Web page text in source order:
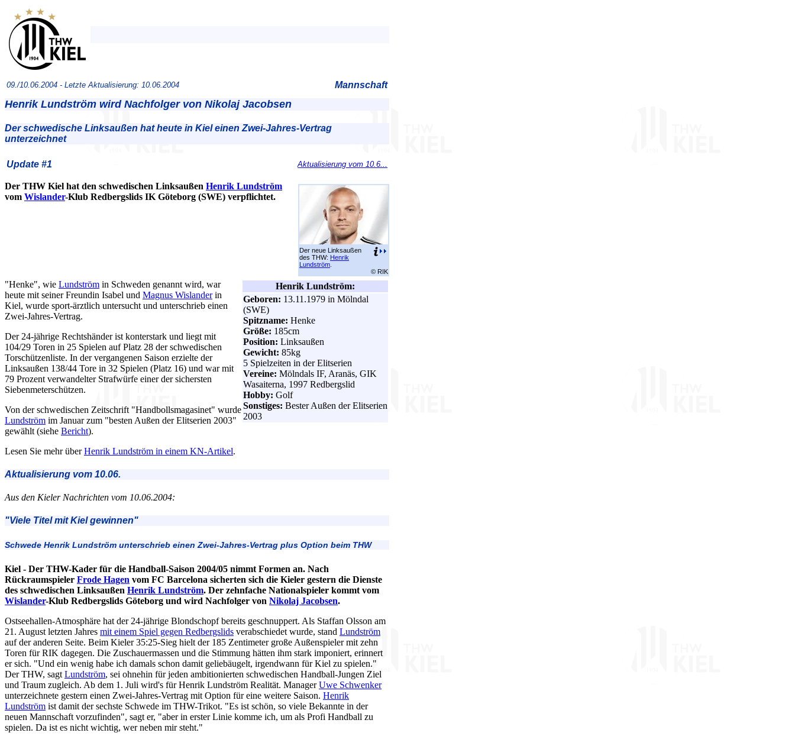
09./10.06.2004 - Letzte Aktualisierung: 10.06.2004 Mannschaft
Henrik Lundström wird Nachfolger von Nikolaj Jacobsen
Der schwedische Linksaußen hat heute in Kiel einen Zwei-Jahres-Vertrag
unterzeichnet
Update #1 Aktualisierung vom 10.6...
Der neue Linksaußen
des THW: Henrik
Lundström
© RIK
Der THW Kiel hat den schwedischen Linksaußen Henrik Lundström
vom Wislander-Klub Redbergslids IK Göteborg (SWE) verpflichtet.
Henrik Lundström:
Geboren: 13.11.1979 in Mölndal
(SWE)
Spitzname: Henke
Größe: 185cm
Position: Linksaußen
Gewicht: 85kg
5 Spielzeiten in der Elitserien
Vereine: Mölndals IF, Aranäs, GIK
Wasaiterna, 1997 Redbergslid
Hobby: Golf
Sonstiges: Bester Außen der Elitserien
2003
"Henke", wie Lundström in Schweden genannt wird, war
heute mit seiner Freundin Isabel und Magnus Wislanderin
Kiel, wurde sport-ärztlich untersucht und unterschrieb einen
Zwei-Jahres-Vertrag.
Der 24-jährige Rechtshänder ist konterstark und liegt mit
104/29 Toren in 25 Spielen auf Platz 28 der schwedischen
Torschützenliste. In der vergangenen Saison erzielte der
Linksaußen 138/44 Tore in 32 Spielen (Platz 16) und war mit
79 Prozent verwandelter Strafwürfe einer der sichersten
Siebenmeterschützen.
Von der schwedischen Zeitschrift "Handbollsmagasinet" wurde
Lundström im Januar zum "besten Außen der Elitserien 2003"
gewählt (siehe Bericht).
Lesen Sie mehr überHenrik Lundström in einem KN-Artikel.
Aktualisierung vom 10.06.
Aus den Kieler Nachrichten vom 10.06.2004:
"Viele Titel mit Kiel gewinnen"
Schwede Henrik Lundström unterschrieb einen Zwei-Jahres-Vertrag plus Option beim THW
Kiel - Der THW-Kader für die Handball-Saison 2004/05 nimmt Formen an. Nach
Rückraumspieler Frode Hagen vom FC Barcelona sicherten sich die Kieler gestern die Dienste
des schwedischen Linksaußen Henrik Lundström. Der zehnfache Nationalspieler kommt vom
Wislander-Klub Redbergslids Göteborg und wird Nachfolger von Nikolaj Jacobsen.
Ostseehallen-Atmosphäre hat der 24-jährige Blondschopf bereits geschnuppert. Als Staffan Olsson am
21. August letzten Jahres mit einem Spiel gegen Redbergslids verabschiedet wurde, stand Lundström
auf der anderen Seite. Beim Kieler 35:25-Sieg hielt der 185 Zentimeter große Außenspieler mit zehn
Toren für RIK dagegen. Die Zuschauermassen und die Stimmung hätten ihm stark imponiert, erinnert
er sich. "Und ein wenig habe ich damals schon damit geliebäugelt, irgendwann für Kiel zu spielen."
Der THW, sagtLundström, sei ohnehin für jeden ambitionierten schwedischen Handball-Jungen Ziel
und Traum zugleich. Ab dem 1. Juli wird's für Henrik Lundström Realität. ManagerUwe Schwenker
unterzeichnete gestern einen Zwei-Jahres-Vertrag mit Option für eine weitere Saison. Henrik
Lundström ist damit der sechste Schwede im THW-Trikot. "Es ist schön, so viele Bekannte in der
neuen Mannschaft vorzufinden", sagt er, "aber in erster Linie komme ich, um als Profi Handball zu
spielen. Da ist es nicht wichtig, wer neben mir steht."